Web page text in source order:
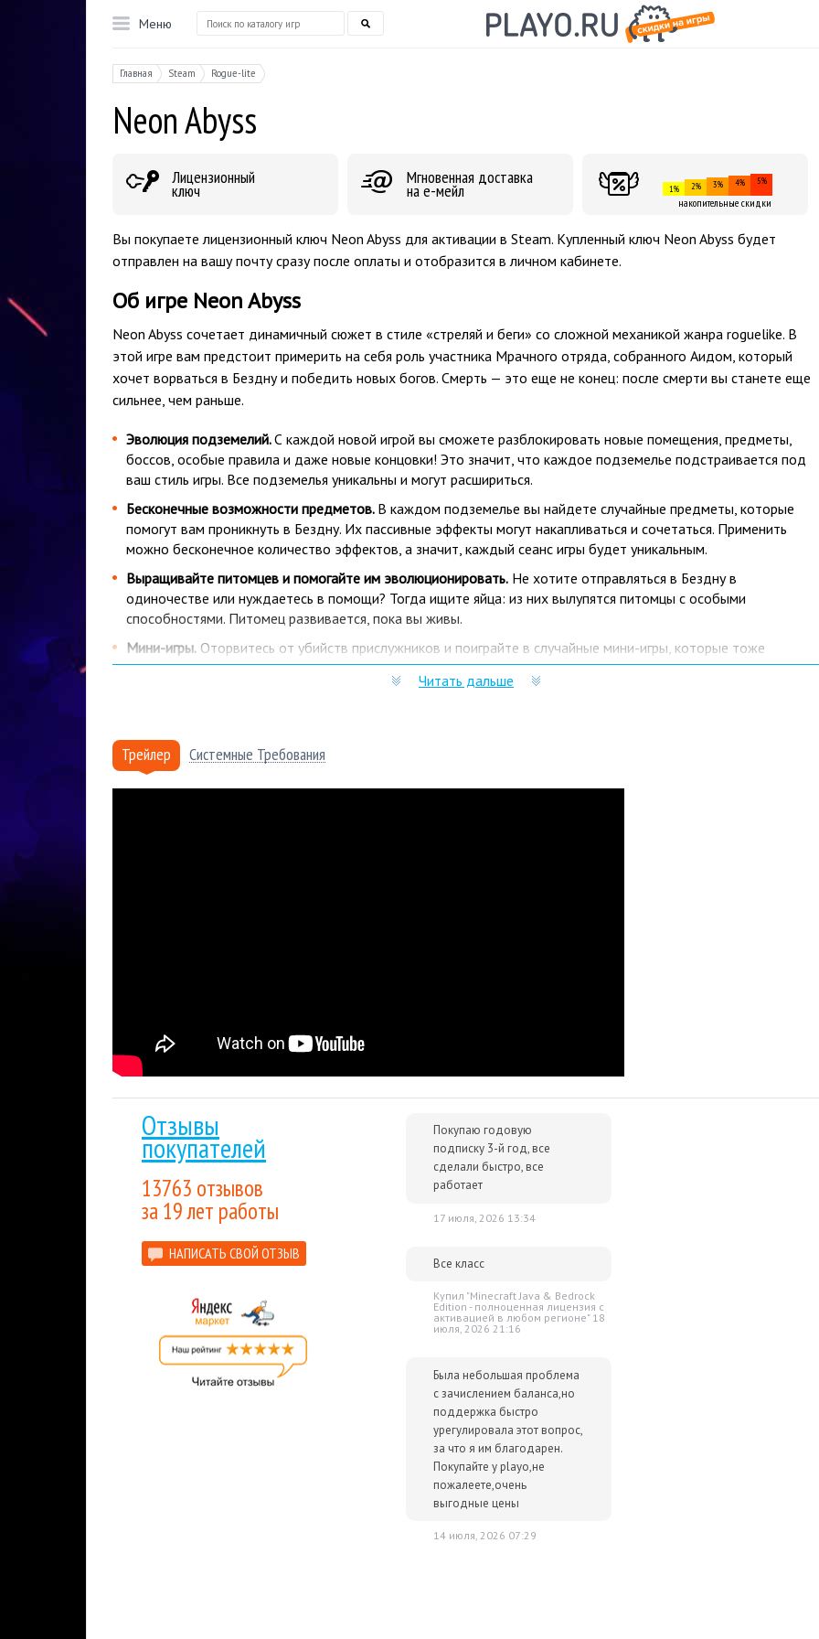
Меню
Главная Steam Rogue-lite
Neon Abyss
Лицензионный
ключ
Мгновенная доставка
на е-мейл 1% 2% 3% 4% 5%
накопительные скидки
Вы покупаете лицензионный ключ Neon Abyss для активации в Steam. Купленный ключ Neon Abyss будет
отправлен на вашу почту сразу после оплаты и отобразится в личном кабинете.
Об игре Neon Abyss
Neon Abyss сочетает динамичный сюжет в стиле «стреляй и беги» со сложной механикой жанра roguelike. В
этой игре вам предстоит примерить на себя роль участника Мрачного отряда, собранного Аидом, который
хочет ворваться в Бездну и победить новых богов. Смерть — это еще не конец: после смерти вы станете еще
сильнее, чем раньше.
Эволюция подземелий.С каждой новой игрой вы сможете разблокировать новые помещения, предметы,
боссов, особые правила и даже новые концовки! Это значит, что каждое подземелье подстраивается под
ваш стиль игры. Все подземелья уникальны и могут расшириться.
Бесконечные возможности предметов. В каждом подземелье вы найдете случайные предметы, которые
помогут вам проникнуть в Бездну. Их пассивные эффекты могут накапливаться и сочетаться. Применить
можно бесконечное количество эффектов, а значит, каждый сеанс игры будет уникальным.
Выращивайте питомцев и помогайте им эволюционировать. Не хотите отправляться в Бездну в
одиночестве или нуждаетесь в помощи? Тогда ищите яйца: из них вылупятся питомцы с особыми
способностями. Питомец развивается, пока вы живы.
Мини-игры. Оторвитесь от убийств прислужников и поиграйте в случайные мини-игры, которые тоже
принесут трофеи! Поиграйте на пианино, поучаствуйте в испытании медитацией или танцевальном конкурсе:
Более 15 летна рынке, тысячи проданных ключей и масса положительных отзывов.
Мгновенная доставка: купленный вами товар сразу после оплаты отобразится в Личном кабинете и будет
Читать дальше
Трейлер Системные Требования
Отзывы
покупателей
13763 отзывов
за 19 лет работы
НАПИСАТЬ СВОЙ ОТЗЫВ
Покупаю годовую
подписку 3-й год, все
сделали быстро, все
работает
17 июля, 2026 13:34
Все класс
Купил "Minecraft Java & Bedrock
Edition - полноценная лицензия c
активацией в любом регионе" 18
июля, 2026 21:16
Была небольшая проблема
с зачислением баланса,но
поддержка быстро
урегулировала этот вопрос,
за что я им благодарен.
Покупайте у playo,не
пожалеете,очень
выгодные цены
14 июля, 2026 07:29